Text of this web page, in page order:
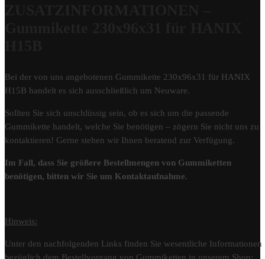
Bei der von uns angebotenen Gummikette 230x96x31 für HANIX
H15B handelt es sich ausschließlich um Neuware.
Sollten Sie sich unschlüssig sein, ob es sich um die passende
Gummikette handelt, welche Sie benötigen – zögern Sie nicht uns zu
kontaktieren! Gerne stehen wir Ihnen beratend zur Verfügung.
Im Fall, dass Sie größere Bestellmengen von Gummiketten
benötigen, bitten wir Sie um Kontaktaufnahme.
Hinweis:
Unter den nachfolgenden Links finden Sie wesentliche Informationen